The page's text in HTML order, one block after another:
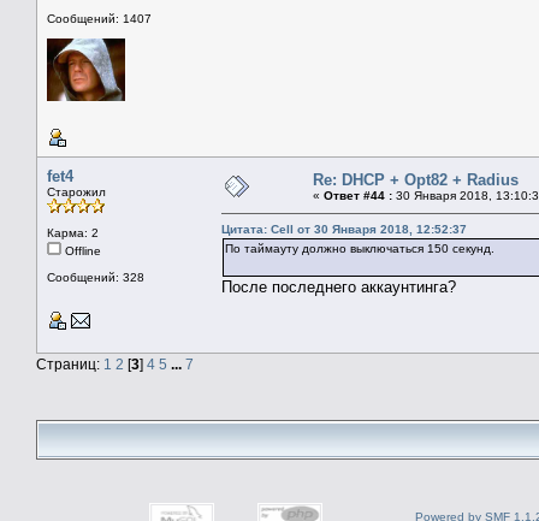
Сообщений: 1407
fet4
Старожил
Карма: 2
Offline
Сообщений: 328
Re: DHCP + Opt82 + Radius
« Ответ #44 : 30 Января 2018,
Цитата: Cell от 30 Января 2018, 12:52:37
По таймауту должно выключаться 150 секунд.
После последнего аккаунтинга?
Страниц: 1 2 [3] 4 5 ... 7
Powered by SMF